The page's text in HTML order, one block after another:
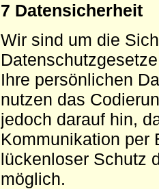
7 Datensicherheit
Wir sind um die
Ihre persönlichen
nutzen das
jedoch darauf hin,
Kommunikation per
lückenloser Schutz
möglich.